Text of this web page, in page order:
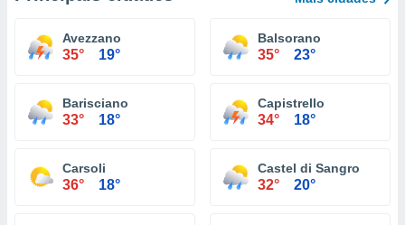
Avezzano
35° 19°
Balsorano
35° 23°
Barisciano
33° 18°
Capistrello
34° 18°
Carsoli
36° 18°
Castel di Sangro
32° 20°